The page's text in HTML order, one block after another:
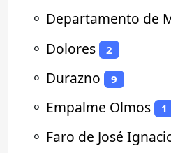
⚬ Departamento de
⚬ Dolores 2
⚬ Durazno 9
⚬ Empalme Olmos 1
⚬ Faro de José